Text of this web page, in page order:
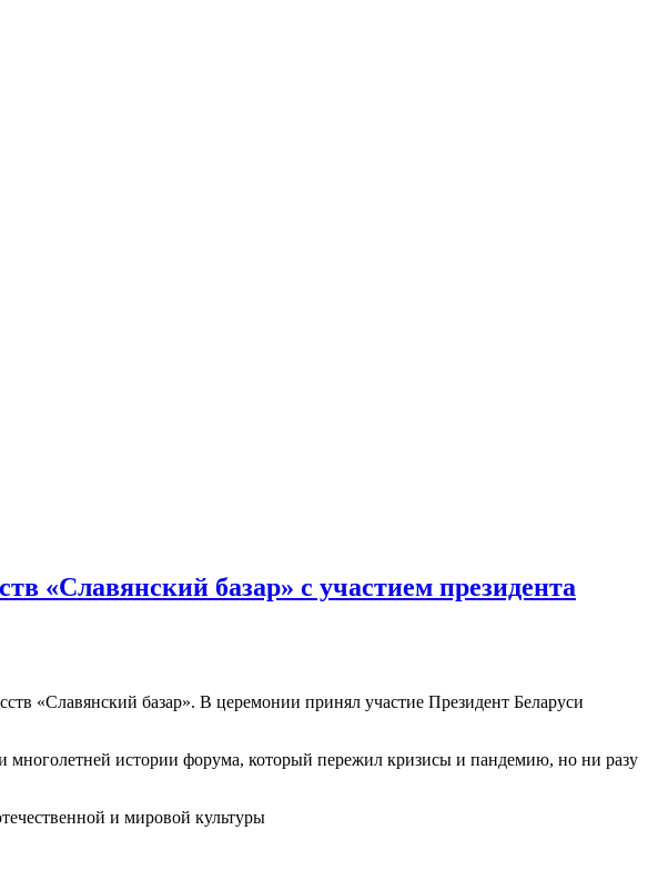
«Славянский базар» с участием президента
«Славянский базар». В церемонии принял участие Президент Беларуси
многолетней истории форума, который пережил кризисы и пандемию, но ни разу
и мировой культуры